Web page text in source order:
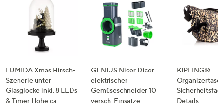
LUMIDA Xmas Hirsch-
Szenerie unter
Glasglocke inkl. 8 LEDs
& Timer Höhe ca.
GENIUS Nicer Dicer
elektrischer
Gemüseschneider 10
versch. Einsätze
KIPLING®
Details